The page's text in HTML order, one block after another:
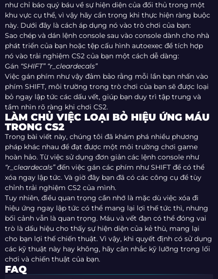
như chỉ báo quý báu về sự hiện diện của đối thủ trong một
khu vực cụ thể, vì vậy hãy cẩn trọng khi thực hiện ràng buộc
này. Dưới đây là cách áp dụng nó vào trò chơi của bạn:
Sao chép và dán lệnh console sau vào console dành cho nhà
phát triển của bạn hoặc tệp cấu hình autoexec để tích hợp
nó vào trải nghiệm CS2 của bạn một cách dễ dàng:
Gán “SHIFT” “r_cleardecals”
Việc gán phím như vậy đảm bảo rằng mỗi lần bạn nhấn vào
phím SHIFT, môi trường trong trò chơi của bạn sẽ được loại
bỏ ngay lập tức các dấu vết, giúp bạn duy trì tập trung và
tầm nhìn rõ ràng khi chơi CS2.
LÀM CHỦ VIỆC LOẠI BỎ HIỆU ỨNG MÁU
TRONG CS2
Trong bài viết này, chúng tôi đã khám phá nhiều phương
pháp khác nhau để đạt được một môi trường chơi game
hoàn hảo. Từ việc sử dụng đơn giản các lệnh console như
“r_cleardecals”đến việc gán các phím như SHIFT để có thể
xóa ngay lập tức. Và giờ đây bạn đã có các công cụ để tùy
chỉnh trải nghiệm CS2 của mình.
Tuy nhiên, điều quan trọng cần nhớ là mặc dù việc xóa đi
hiệu ứng ngay lập tức có thể mang lại lợi thế tức thì, nhưng
bối cảnh vẫn là quan trọng. Máu và vết đạn có thể đóng vai
trò là dấu hiệu cho thấy sự hiện diện của kẻ thù, mang lại
cho bạn lợi thế chiến thuật. Vì vậy, khi quyết định có sử dụng
các kỹ thuật này hay không, hãy cân nhắc kỹ lưỡng trong lối
chơi và chiến thuật của bạn.
FAQ